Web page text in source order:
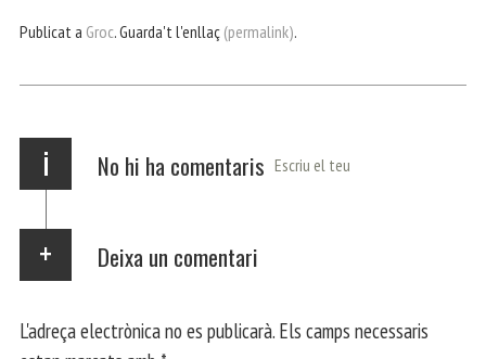
bo er ts
p
gr
m
ail
ei
Publicat a Groc. Guarda't l'enllaç (permalink).
i No hi ha comentaris Escriu el teu
Deixa un comentari
L'adreça electrònica no es publicarà. Els camps necessaris